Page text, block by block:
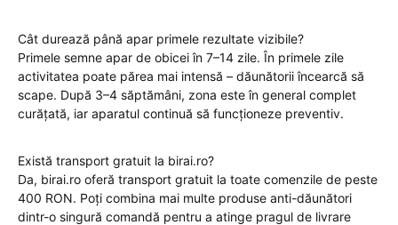
Cât durează până apar primele rezultate vizibile?
Primele semne apar de obicei în 7–14 zile. În primele zile
activitatea poate părea mai intensă – dăunătorii încearcă să
scape. După 3–4 săptămâni, zona este în general complet
curățată, iar aparatul continuă să funcționeze preventiv.
Există transport gratuit la birai.ro?
Da, birai.ro oferă transport gratuit la toate comenzile de peste
400 RON. Poți combina mai multe produse anti-dăunători
dintr-o singură comandă pentru a atinge pragul de livrare